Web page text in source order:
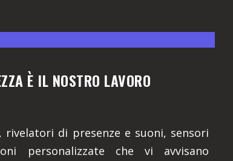
È IL NOSTRO LAVORO
di presenze e suoni, sensori
personalizzate che vi avvisano